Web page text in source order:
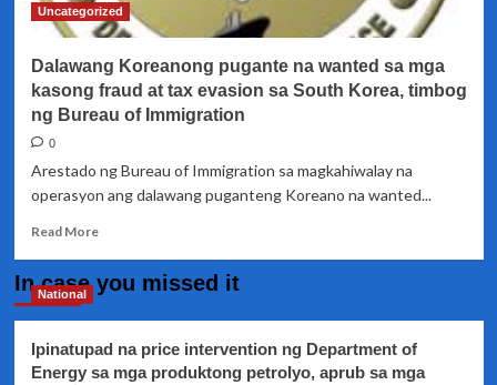
Uncategorized
Dalawang Koreanong pugante na wanted sa mga
kasong fraud at tax evasion sa South Korea, timbog
ng Bureau of Immigration
0
Arestado ng Bureau of Immigration sa magkahiwalay na
operasyon ang dalawang puganteng Koreano na wanted...
Read MoreRead
Dalawang
na
wanted
In case you missed it
National
Ipinatupad na price intervention ng Department of
Energy sa mga produktong petrolyo, aprub sa mga